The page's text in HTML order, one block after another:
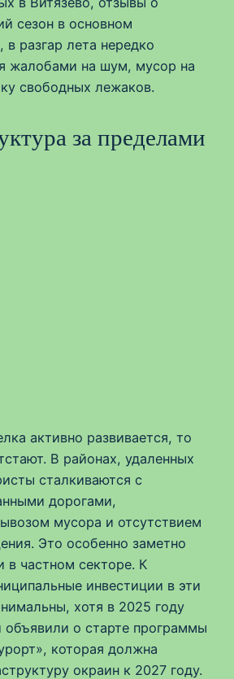
сезон в основном
разгар лета нередко
жалобами на шум, мусор на
свободных лежаков.
за пределами
активно развивается, то
В районах, удаленных
сталкиваются с
дорогами,
мусора и отсутствием
Это особенно заметно
в частном секторе. К
инвестиции в эти
хотя в 2025 году
объявили о старте программы
которая должна
окраин к 2027 году.